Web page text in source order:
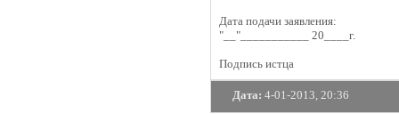
Дата подачи заявления:
"__"___________ 20____г.
Подпись истца
Дата: 4-01-2013, 20:36